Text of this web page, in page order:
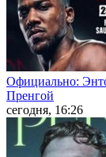
Официально:
Пренгой
сегодня, 16:26